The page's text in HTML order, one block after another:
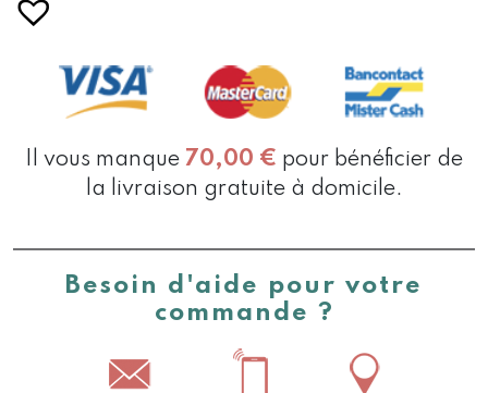
Il vous manque 70,00 € pour bénéficier de
la livraison gratuite à domicile.
Besoin d'aide pour votre
commande ?